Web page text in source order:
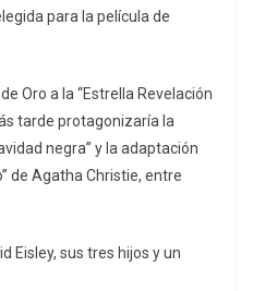
para la película de
Oro a la “Estrella Revelación
tarde protagonizaría la
negra” y la adaptación
de Agatha Christie, entre
Eisley, sus tres hijos y un